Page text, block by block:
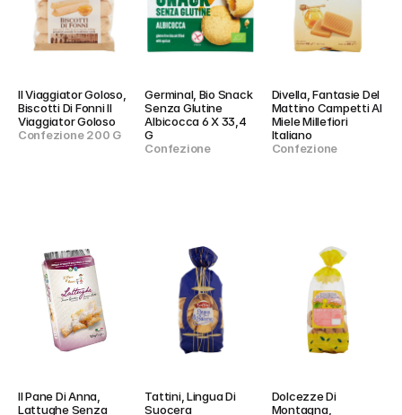
Il Viaggiator Goloso,
Biscotti Di Fonni Il
Viaggiator Goloso
Confezione 200 G
Germinal, Bio Snack
Senza Glutine
Albicocca 6 X 33,4
G
Confezione
Divella, Fantasie Del
Mattino Campetti Al
Miele Millefiori
Italiano
Confezione
Il Pane Di Anna,
Lattughe Senza
Tattini, Lingua Di
Suocera
Dolcezze Di
Montagna,